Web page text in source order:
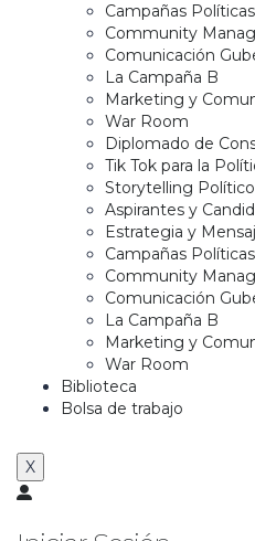
Campañas Políticas
Community
Comunicación
La Campaña B
Marketing y
War Room
Diplomado de
Tik Tok para la
Storytelling Político
Aspirantes y
Estrategia y
Campañas Políticas
Community
Comunicación
La Campaña B
Marketing y
War Room
Biblioteca
Bolsa de trabajo
X